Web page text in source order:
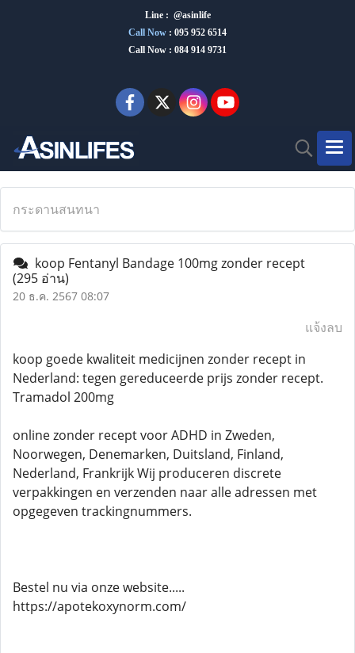
Line : @asinlife
Call Now : 095 952 6514
Call Now : 084 914 9731
กระดานสนทนา
koop Fentanyl Bandage 100mg zonder recept
(295 อ่าน)
20 ธ.ค. 2567 08:07
แจ้งลบ
koop goede kwaliteit medicijnen zonder recept in
Nederland: tegen gereduceerde prijs zonder recept.
Tramadol 200mg
online zonder recept voor ADHD in Zweden,
Noorwegen, Denemarken, Duitsland, Finland,
Nederland, Frankrijk Wij produceren discrete
verpakkingen en verzenden naar alle adressen met
opgegeven trackingnummers.
Bestel nu via onze website.....
https://apotekoxynorm.com/